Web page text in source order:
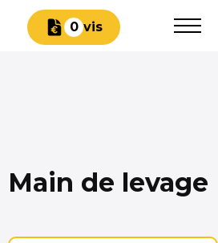
Devis
0
Main de levage